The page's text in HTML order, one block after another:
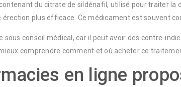
du citrate de sildénafil, utilisé pour traiter
plus efficace. Ce médicament est souvent
sous conseil médical, car il peut avoir des contre-
comprendre comment et où acheter ce
en ligne